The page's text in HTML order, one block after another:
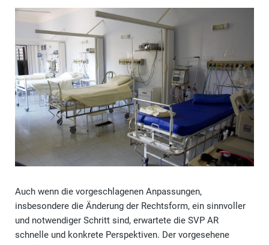
Auch wenn die vorgeschlagenen Anpassungen,
insbesondere die Änderung der Rechtsform, ein sinnvoller
und notwendiger Schritt sind, erwartete die SVP AR
schnelle und konkrete Perspektiven. Der vorgesehene